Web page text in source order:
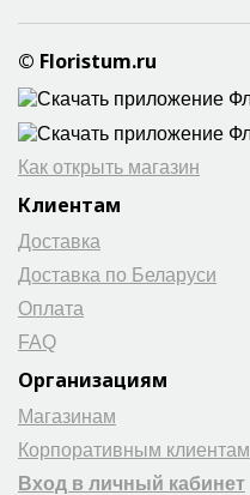
© Floristum.ru
Как открыть магазин
Клиентам
Доставка
Доставка по Беларуси
Оплата
FAQ
Организациям
Магазинам
Корпоративным клиентам
Вход в личный кабинет